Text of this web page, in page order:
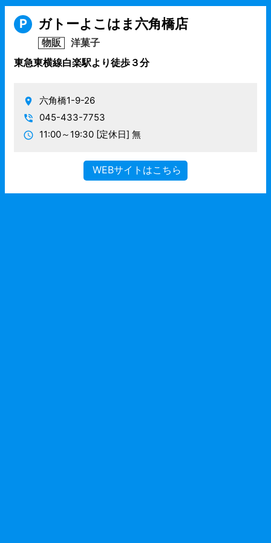
P ガトーよこはま六角橋店
物販
洋菓子
東急東横線白楽駅より徒歩３分
六角橋1-9-26
045-433-7753
11:00～19:30 [定休日] 無
WEBサイトはこちら